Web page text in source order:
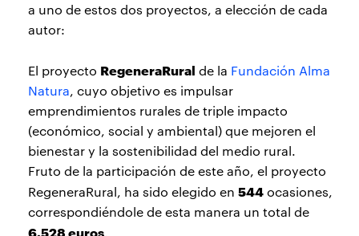
a uno de estos dos proyectos, a elección de cada
autor:
El proyecto RegeneraRural de la Fundación Alma
Natura, cuyo objetivo es impulsar
emprendimientos rurales de triple impacto
(económico, social y ambiental) que mejoren el
bienestar y la sostenibilidad del medio rural.
Fruto de la participación de este año, el proyecto
RegeneraRural, ha sido elegido en 544ocasiones,
correspondiéndole de esta manera un total de
6.528 euros.